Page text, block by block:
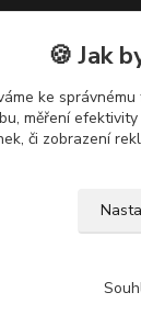
🍪 Jak
ke
měření
či zobrazení